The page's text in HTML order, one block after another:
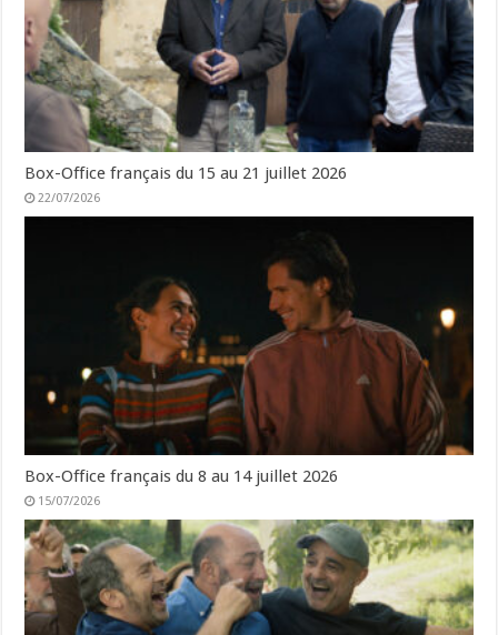
Box-Office français du 15 au 21 juillet 2026
22/07/2026
Box-Office français du 8 au 14 juillet 2026
15/07/2026